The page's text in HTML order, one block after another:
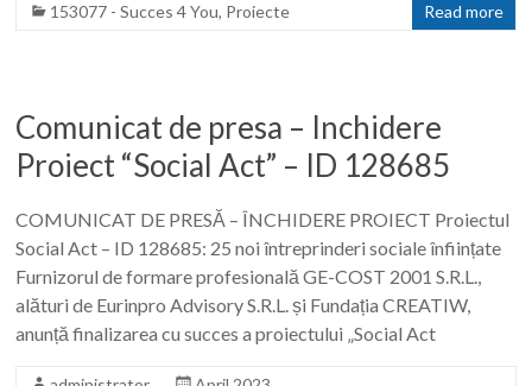
153077 - Succes 4 You, Proiecte Read more
Comunicat de presa – Inchidere
Proiect “Social Act” – ID 128685
COMUNICAT DE PRESĂ – ÎNCHIDERE PROIECT Proiectul
Social Act – ID 128685: 25 noi întreprinderi sociale înființate
Furnizorul de formare profesională GE-COST 2001 S.R.L.,
alături de Eurinpro Advisory S.R.L. și Fundația CREATIW,
anunță finalizarea cu succes a proiectului „Social Act